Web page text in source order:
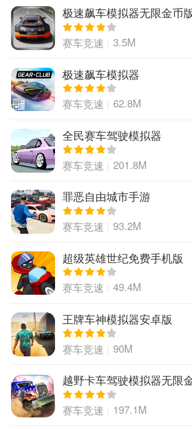
极速飙车模拟器无限金币
赛车竞速 3.5M
极速飙车模拟器
赛车竞速 62.8M
全民赛车驾驶模拟器
赛车竞速 201.8M
罪恶自由城市手游
赛车竞速 93.2M
超级英雄世纪免费手机版
赛车竞速 49.4M
王牌车神模拟器安卓版
赛车竞速 90M
越野卡车驾驶模拟器无限
币版
赛车竞速 197.1M